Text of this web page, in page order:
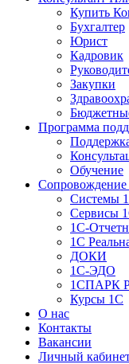
Купить
Бухгалтер
Юрист
Кадровик
Закупки
Программа
Обучение
Системы
Сервисы
1C-
1С
ДОКИ
1C-ЭДО
1СПАРК
Курсы 1С
О нас
Контакты
Вакансии
Личный